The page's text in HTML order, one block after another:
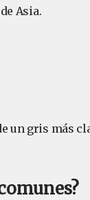
Asia.
un gris más